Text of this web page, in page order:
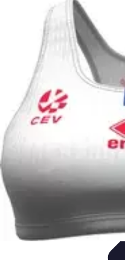
Volley Actu
TendancesActualités et Résultats
Championnats
Compétitions
Volley Actu